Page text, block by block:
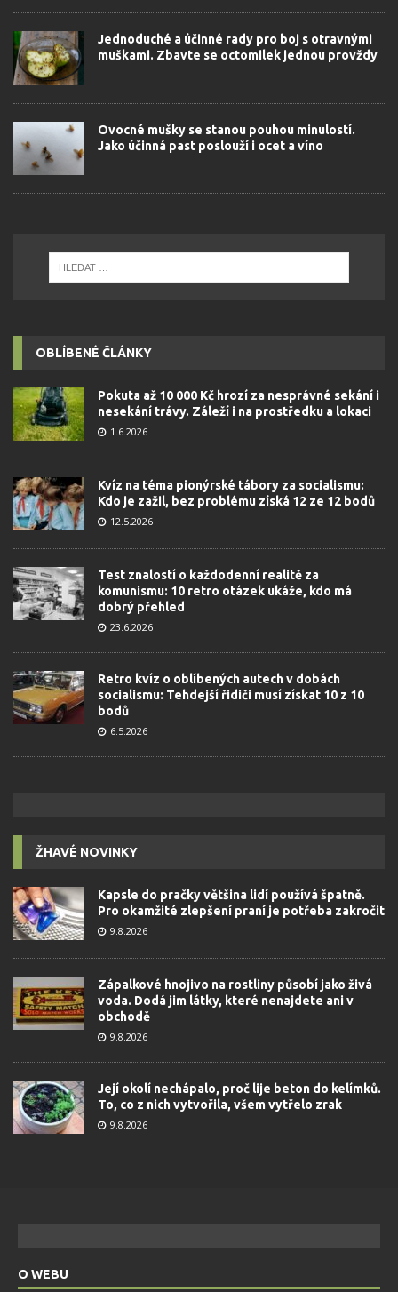
Jednoduché a účinné rady pro boj s otravnými
muškami. Zbavte se octomilek jednou provždy
Ovocné mušky se stanou pouhou minulostí.
Jako účinná past poslouží i ocet a víno
OBLÍBENÉ ČLÁNKY
Pokuta až 10 000 Kč hrozí za nesprávné sekání i
nesekání trávy. Záleží i na prostředku a lokaci
1.6.2026
Kvíz na téma pionýrské tábory za socialismu:
Kdo je zažil, bez problému získá 12 ze 12 bodů
12.5.2026
Test znalostí o každodenní realitě za
komunismu: 10 retro otázek ukáže, kdo má
dobrý přehled
23.6.2026
Retro kvíz o oblíbených autech v dobách
socialismu: Tehdejší řidiči musí získat 10 z 10
bodů
6.5.2026
ŽHAVÉ NOVINKY
Kapsle do pračky většina lidí používá špatně.
Pro okamžité zlepšení praní je potřeba zakročit
9.8.2026
Zápalkové hnojivo na rostliny působí jako živá
voda. Dodá jim látky, které nenajdete ani v
obchodě
9.8.2026
Její okolí nechápalo, proč lije beton do kelímků.
To, co z nich vytvořila, všem vytřelo zrak
9.8.2026
O WEBU